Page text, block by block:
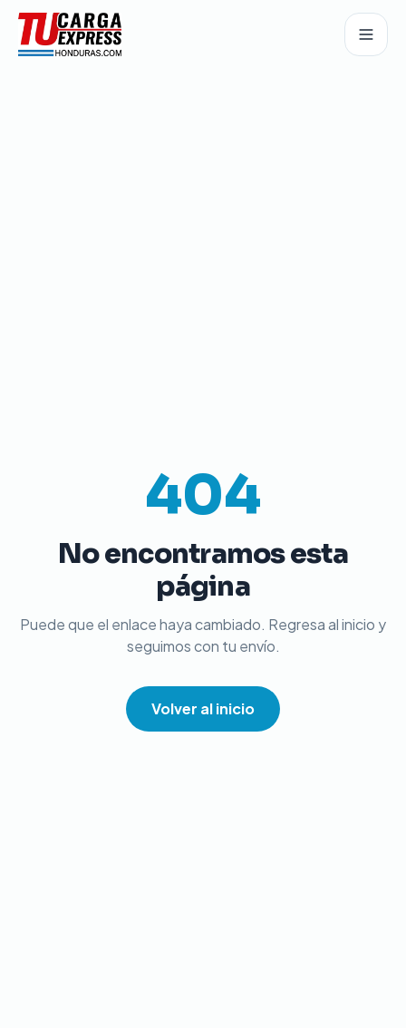
404
No encontramos esta
página
Puede que el enlace haya cambiado. Regresa al inicio y
seguimos con tu envío.
Volver al inicio